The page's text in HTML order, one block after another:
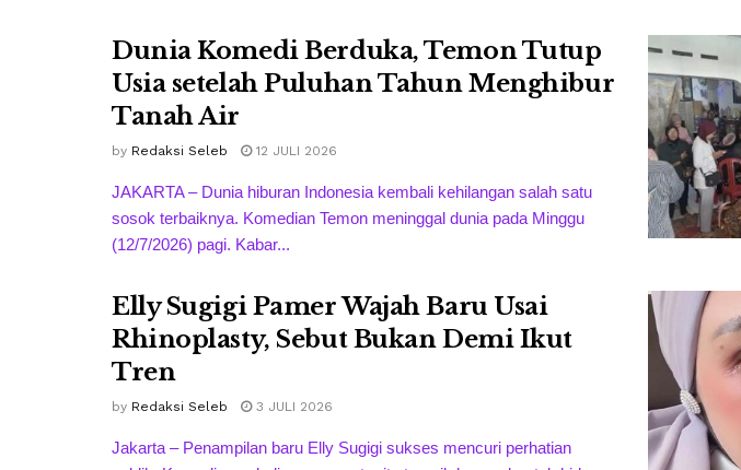
Dunia Komedi Berduka, Temon Tutup
Usia setelah Puluhan Tahun Menghibur
Tanah Air
by Redaksi Seleb 12 JULI 2026
JAKARTA – Dunia hiburan Indonesia kembali kehilangan salah satu
sosok terbaiknya. Komedian Temon meninggal dunia pada Minggu
(12/7/2026) pagi. Kabar...
Elly Sugigi Pamer Wajah Baru Usai
Rhinoplasty, Sebut Bukan Demi Ikut
Tren
by Redaksi Seleb 3 JULI 2026
Jakarta – Penampilan baru Elly Sugigi sukses mencuri perhatian